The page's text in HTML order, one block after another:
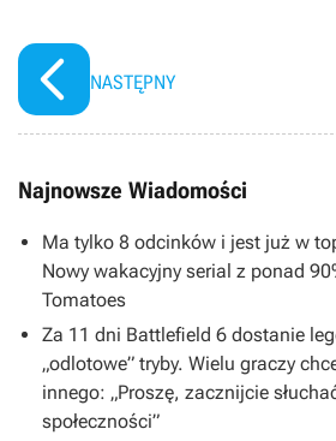
NASTĘPNY
Najnowsze Wiadomości
Ma tylko 8 odcinków i jest już w
Nowy wakacyjny serial z ponad
Tomatoes
Za 11 dni Battlefield 6 dostanie
„odlotowe” tryby. Wielu graczy
innego: „Proszę, zacznijcie
społeczności”